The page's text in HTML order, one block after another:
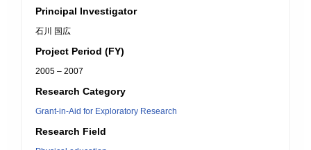
Principal Investigator
石川 国広
Project Period (FY)
2005 – 2007
Research Category
Grant-in-Aid for Exploratory Research
Research Field